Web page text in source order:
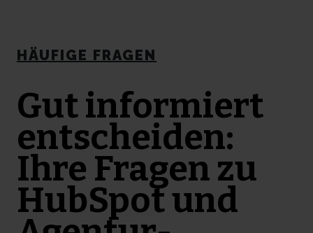
HÄUFIGE FRAGEN
Gut informiert
entscheiden:
Ihre Fragen zu
HubSpot und